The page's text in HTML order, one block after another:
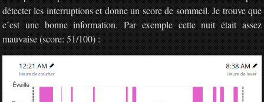
détecter les interruptions et donne un score de sommeil. Je trouve que
c’est une bonne information. Par exemple cette nuit était assez
mauvaise (score: 51/100) :